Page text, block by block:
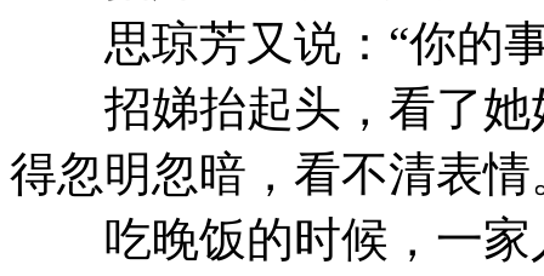
思琼芳又说：“你的事
招娣抬起头，看了她
得忽明忽暗，看不清表情
吃晚饭的时候，一家